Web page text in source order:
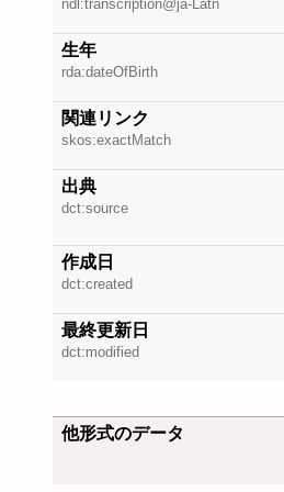
ndl:transcription@ja-Latn
生年
rda:dateOfBirth
関連リンク
skos:exactMatch
出典
dct:source
作成日
dct:created
最終更新日
dct:modified
他形式のデータ